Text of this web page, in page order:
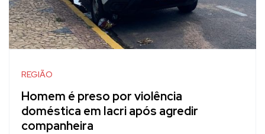
REGIÃO
Homem é preso por violência
doméstica em Iacri após agredir
companheira